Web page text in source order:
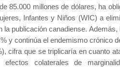
85.000 millones de dólares, ha
Infantes y Niños (WIC) a
la publicación canadiense.
y continúa el endemismo crónico
cifra que se triplicaría en cuanto
colaterales de